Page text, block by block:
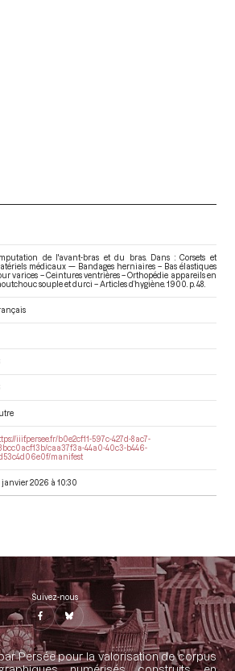
de l'avant-bras et du bras. Dans : Corsets et
médicaux — Bandages herniaires – Bas élastiques
varices – Ceintures ventrières – Orthopédie appareils en
souple et durci – Articles d’hygiène . 1900. p. 48.
iiif.persee.fr/b0e2cf11-597c-427d-8ac7-
caa37f3a-44a0-40c3-b446-
manifest
janvier 2026 à 10:30
Suivez-nous
Persée pour la valorisation de corpus